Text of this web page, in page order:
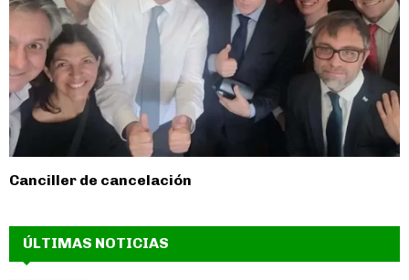
Canciller de cancelación
ÚLTIMAS NOTICIAS